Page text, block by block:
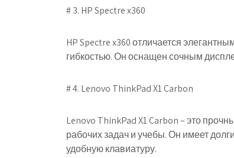
# 3. HP Spectre x360
HP Spectre x360 отличается
гибкостью. Он оснащен сочным
# 4. Lenovo ThinkPad X1 Carbon
Lenovo ThinkPad X1 Carbon – это
рабочих задач и учебы. Он имеет
удобную клавиатуру.